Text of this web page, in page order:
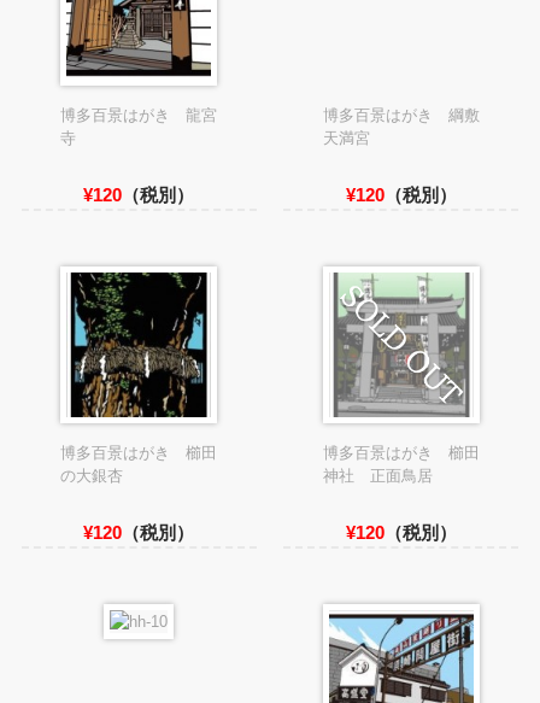
博多百景はがき 龍宮
寺
¥120 （税別）
博多百景はがき 綱敷
天満宮
¥120（税別）
博多百景はがき 櫛田
の大銀杏
¥120 （税別）
博多百景はがき 櫛田
神社 正面鳥居
¥120（税別）